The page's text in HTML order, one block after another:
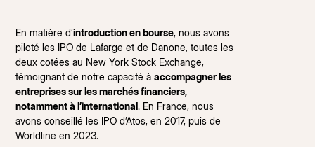
En matière d’introduction en bourse, nous avons
piloté les IPO de Lafarge et de Danone, toutes les
deux cotées au New York Stock Exchange,
témoignant de notre capacité à accompagner les
entreprises sur les marchés financiers,
notamment à l’international. En France, nous
avons conseillé les IPO d’Atos, en 2017, puis de
Worldline en 2023.